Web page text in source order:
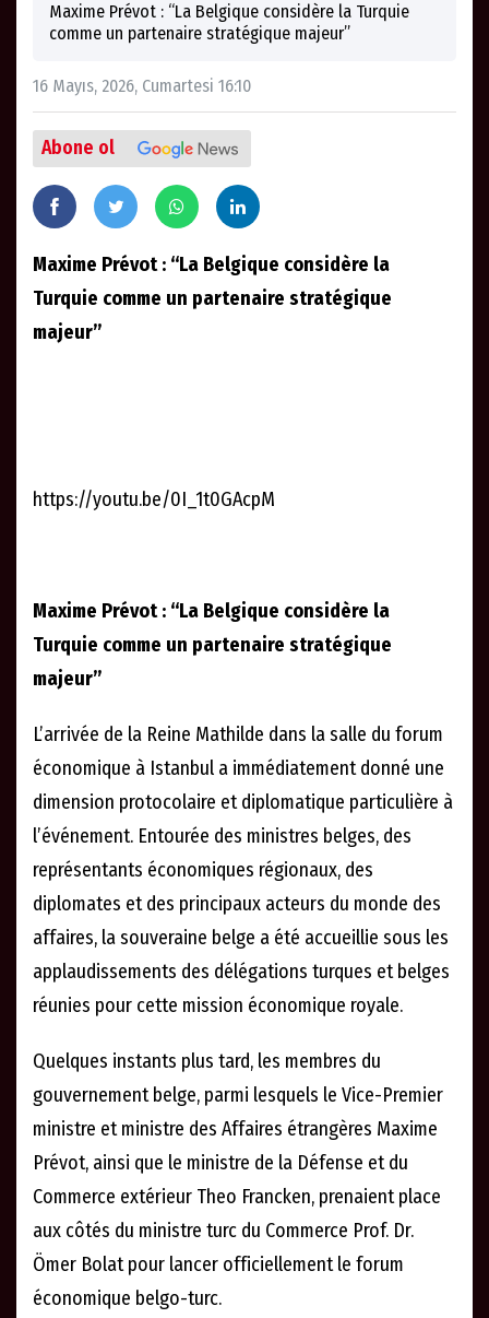
Maxime Prévot : “La Belgique considère la Turquie
comme un partenaire stratégique majeur”
16 Mayıs, 2026, Cumartesi 16:10
Abone ol
Maxime Prévot : “La Belgique considère la
Turquie comme un partenaire stratégique
majeur”
https://youtu.be/0I_1t0GAcpM
Maxime Prévot : “La Belgique considère la
Turquie comme un partenaire stratégique
majeur”
L’arrivée de la Reine Mathilde dans la salle du forum
économique à Istanbul a immédiatement donné une
dimension protocolaire et diplomatique particulière à
l’événement. Entourée des ministres belges, des
représentants économiques régionaux, des
diplomates et des principaux acteurs du monde des
affaires, la souveraine belge a été accueillie sous les
applaudissements des délégations turques et belges
réunies pour cette mission économique royale.
Quelques instants plus tard, les membres du
gouvernement belge, parmi lesquels le Vice-Premier
ministre et ministre des Affaires étrangères Maxime
Prévot, ainsi que le ministre de la Défense et du
Commerce extérieur Theo Francken, prenaient place
aux côtés du ministre turc du Commerce Prof. Dr.
Ömer Bolat pour lancer officiellement le forum
économique belgo-turc.